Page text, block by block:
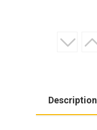
Description